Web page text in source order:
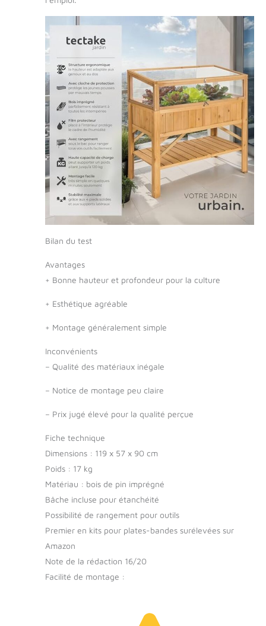
matures, ce potager
surélevé est la
définition même de
fonctionnelle.
CULTIVEZ VOTRE
PASSION POUR LE
JARDINAGE AVEC
FACILITÉ: Que vous
débutiez dans le
monde des bacs à
fleurs ou que vous
soyez un expert des
jardinières, notre
potager surélevé est
la toile parfaite pour
protection contre les
accessible et surtout
INVESTISSEMENT
VOTRE JARDIN:
une agriculture
pieds. Outre son
elle offre une
et pratique pour
cultiver une variété
de plantes, des
touche de vert à
Bilan du test
Avantages
+ Bonne hauteur et profondeur pour la culture
+ Esthétique agréable
+ Montage généralement simple
Inconvénients
– Qualité des matériaux inégale
– Notice de montage peu claire
– Prix jugé élevé pour la qualité perçue
Fiche technique
Dimensions : 119 x 57 x 90 cm
Poids : 17 kg
Matériau : bois de pin imprégné
Bâche incluse pour étanchéité
Possibilité de rangement pour outils
Premier en kits pour plates-bandes surélevées sur
Amazon
Note de la rédaction 16/20
Facilité de montage :